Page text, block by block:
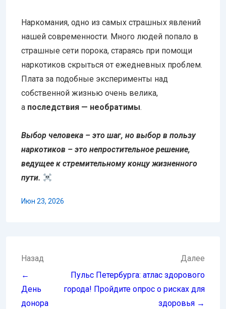
Наркомания, одно из самых страшных явлений
нашей современности. Много людей попало в
страшные сети порока, стараясь при помощи
наркотиков скрыться от ежедневных проблем.
Плата за подобные эксперименты над
собственной жизнью очень велика,
а последствия — необратимы.
Выбор человека – это шаг, но выбор в пользу
наркотиков – это непростительное решение,
ведущее к стремительному концу жизненного
пути.
Июн 23, 2026
Навигация
по
записям
Назад
←
День
донора
Далее
Пульс Петербурга: атлас здорового
города! Пройдите опрос о рисках для
здоровья →